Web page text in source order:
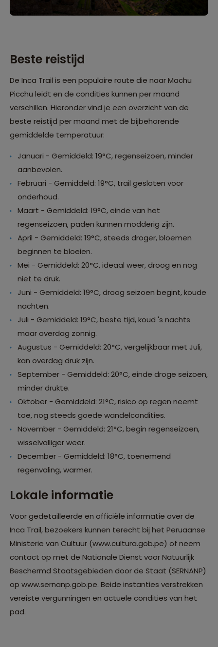
Beste reistijd
De Inca Trail is een populaire route die naar Machu
Picchu leidt en de condities kunnen per maand
verschillen. Hieronder vind je een overzicht van de
beste reistijd per maand met de bijbehorende
gemiddelde temperatuur:
Januari - Gemiddeld: 19°C, regenseizoen, minder
aanbevolen.
Februari - Gemiddeld: 19°C, trail gesloten voor
onderhoud.
Maart - Gemiddeld: 19°C, einde van het
regenseizoen, paden kunnen modderig zijn.
April - Gemiddeld: 19°C, steeds droger, bloemen
beginnen te bloeien.
Mei - Gemiddeld: 20°C, ideaal weer, droog en nog
niet te druk.
Juni - Gemiddeld: 19°C, droog seizoen begint, koude
nachten.
Juli - Gemiddeld: 19°C, beste tijd, koud 's nachts
maar overdag zonnig.
Augustus - Gemiddeld: 20°C, vergelijkbaar met Juli,
kan overdag druk zijn.
September - Gemiddeld: 20°C, einde droge seizoen,
minder drukte.
Oktober - Gemiddeld: 21°C, risico op regen neemt
toe, nog steeds goede wandelcondities.
November - Gemiddeld: 21°C, begin regenseizoen,
wisselvalliger weer.
December - Gemiddeld: 18°C, toenemend
regenvaling, warmer.
Lokale informatie
Voor gedetailleerde en officiële informatie over de
Inca Trail, bezoekers kunnen terecht bij het Peruaanse
Ministerie van Cultuur (www.cultura.gob.pe) of neem
contact op met de Nationale Dienst voor Natuurlijk
Beschermd Staatsgebieden door de Staat (SERNANP)
op www.sernanp.gob.pe. Beide instanties verstrekken
vereiste vergunningen en actuele condities van het
pad.